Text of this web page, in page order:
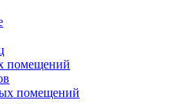
помещений
помещений